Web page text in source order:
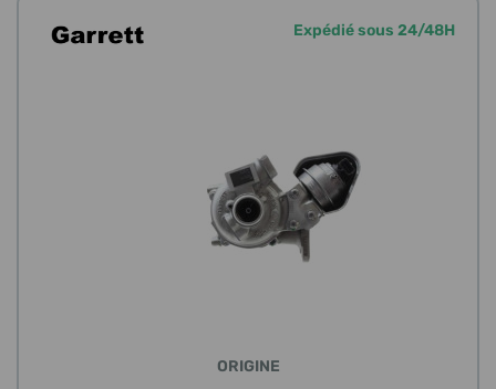
Expédié sous 24/48H
ORIGINE